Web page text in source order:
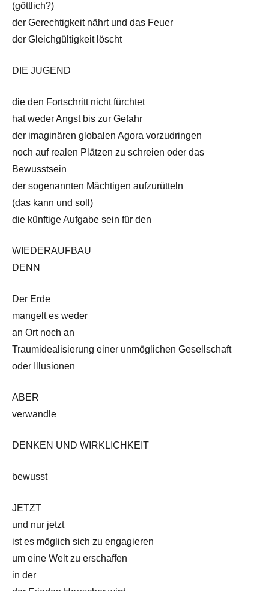
(göttlich?)
der Gerechtigkeit nährt und das Feuer
der Gleichgültigkeit löscht
DIE JUGEND
die den Fortschritt nicht fürchtet
hat weder Angst bis zur Gefahr
der imaginären globalen Agora vorzudringen
noch auf realen Plätzen zu schreien oder das
Bewusstsein
der sogenannten Mächtigen aufzurütteln
(das kann und soll)
die künftige Aufgabe sein für den
WIEDERAUFBAU
DENN
Der Erde
mangelt es weder
an Ort noch an
Traumidealisierung einer unmöglichen Gesellschaft
oder Illusionen
ABER
verwandle
DENKEN UND WIRKLICHKEIT
bewusst
JETZT
und nur jetzt
ist es möglich sich zu engagieren
um eine Welt zu erschaffen
in der